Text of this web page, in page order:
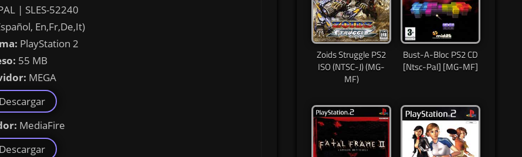
| SLES-52240
En,Fr,De,It)
PlayStation 2
55 MB
MEGA
Descargar
MediaFire
Descargar
Zoids Struggle PS2
ISO (NTSC-J) (MG-
MF)
Bust-A-Bloc PS2 CD
[Ntsc-Pal] [MG-MF]